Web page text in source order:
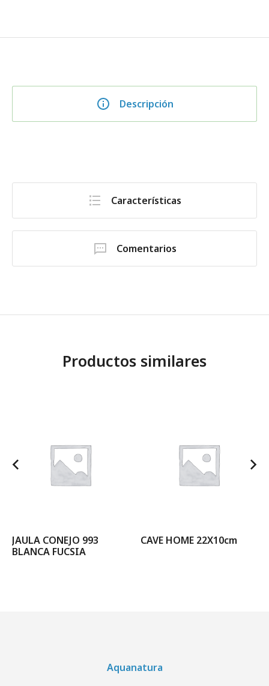
Descripción
Características
Comentarios
Productos similares
JAULA CONEJO 993
BLANCA FUCSIA
CAVE HOME 22X10cm
Aquanatura